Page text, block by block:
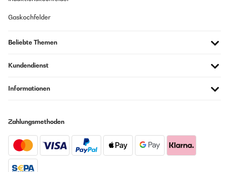
Gaskochfelder
Beliebte Themen
Kundendienst
Informationen
Zahlungsmethoden